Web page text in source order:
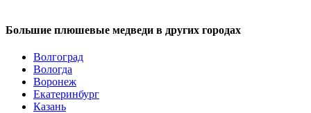
Большие плюшевые медведи в других городах
Волгоград
Вологда
Воронеж
Екатеринбург
Казань